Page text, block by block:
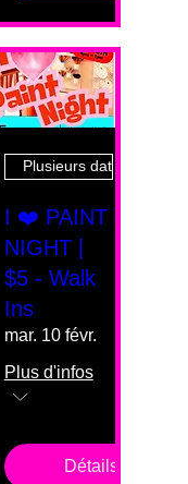
Plusieurs dates
I ❤️ PAINT
NIGHT |
$5 - Walk
Ins
mar. 10 févr.
Plus d'infos
Détails